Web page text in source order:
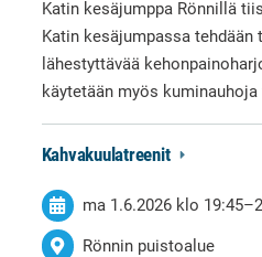
Katin kesäjumppa Rönnillä
Katin kesäjumpassa
lähestyttävää
käytetään myös
Kahvakuulatreenit
ma 1.6.2026 klo 19:45–
Rönnin puistoalue